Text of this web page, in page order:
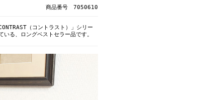
商品番号 7050610
（コントラスト）」シリー
る、ロングベストセラー品です。